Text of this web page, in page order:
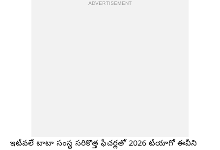
ADVERTISEMENT
ఇటీవలే టాటా సంస్థ సరికొత్త ఫీచర్లతో 2026 టియాగో ఈవీని